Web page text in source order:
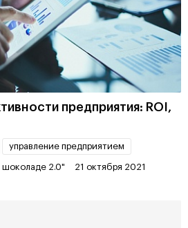
предприятия: ROI,
управление предприятием
шоколаде 2.0" 21 октября 2021